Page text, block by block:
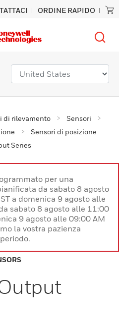
ORDINE RAPIDO
di rilevamento
Sensori
Sensori di posizione
Series
per una
da sabato 8 agosto
a domenica 9 agosto alle
sabato 8 agosto alle 11:00
9 agosto alle 09:00 AM
la vostra pazienza